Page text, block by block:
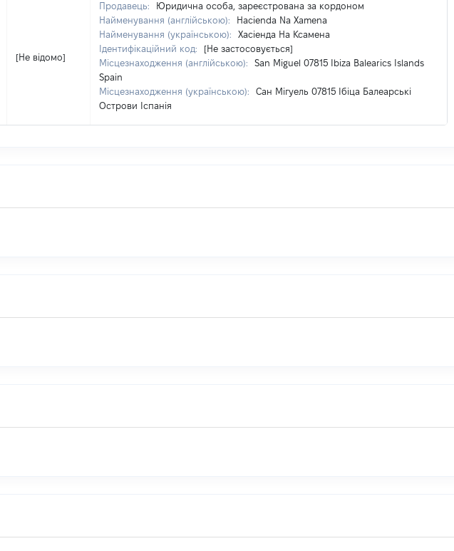
[Не відомо]
Продавець:
Юридична особа, зареєстрована за кордоном
Найменування (англійською):
Hacienda Na Xamena
Найменування (українською):
Хасіенда На Ксамена
Ідентифікаційний код:
[Не застосовується]
Місцезнаходження (англійською):
San Miguel 07815 Ibiza Balearics Islands
Spain
Місцезнаходження (українською):
Сан Мігуель 07815 Ібіца Балеарські
Острови Іспанія